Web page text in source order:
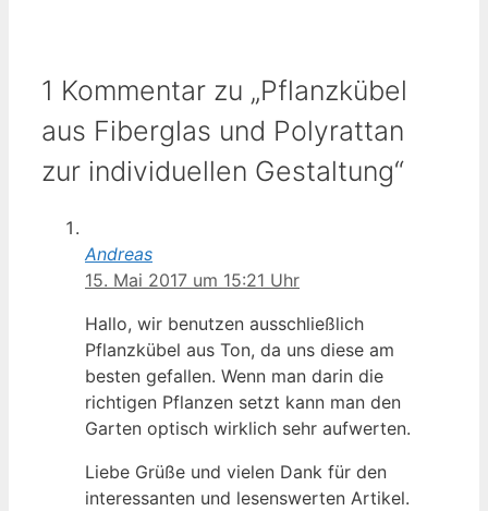
1 Kommentar zu „Pflanzkübel
aus Fiberglas und Polyrattan
zur individuellen Gestaltung“
Andreas
15. Mai 2017 um 15:21 Uhr
Hallo, wir benutzen ausschließlich
Pflanzkübel aus Ton, da uns diese am
besten gefallen. Wenn man darin die
richtigen Pflanzen setzt kann man den
Garten optisch wirklich sehr aufwerten.
Liebe Grüße und vielen Dank für den
interessanten und lesenswerten Artikel.